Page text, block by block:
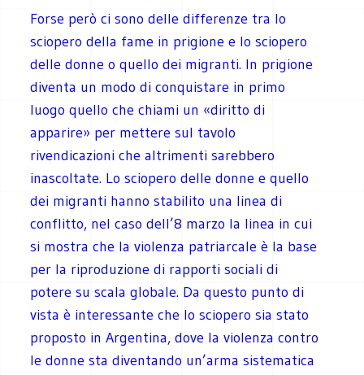
Forse però ci sono delle differenze tra lo
sciopero della fame in prigione e lo sciopero
delle donne o quello dei migranti. In prigione
diventa un modo di conquistare in primo
luogo quello che chiami un «diritto di
apparire» per mettere sul tavolo
rivendicazioni che altrimenti sarebbero
inascoltate. Lo sciopero delle donne e quello
dei migranti hanno stabilito una linea di
conflitto, nel caso dell’8 marzo la linea in cui
si mostra che la violenza patriarcale è la base
per la riproduzione di rapporti sociali di
potere su scala globale. Da questo punto di
vista è interessante che lo sciopero sia stato
proposto in Argentina, dove la violenza contro
le donne sta diventando un’arma sistematica